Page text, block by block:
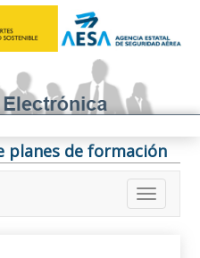
planes de formación